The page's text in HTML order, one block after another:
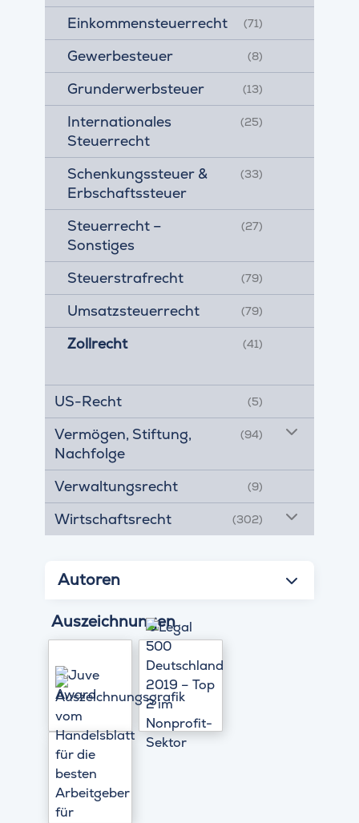
Einkommensteuerrecht (71)
Gewerbesteuer (8)
Grunderwerbsteuer (13)
Internationales
Steuerrecht
(25)
Schenkungssteuer &
Erbschaftssteuer
(33)
Steuerrecht –
Sonstiges
(27)
Steuerstrafrecht (79)
Umsatzsteuerrecht (79)
Zollrecht (41)
US-Recht (5)
Vermögen, Stiftung,
Nachfolge
(94)
Verwaltungsrecht (9)
Wirtschaftsrecht (302)
Autoren
Auszeichnungen